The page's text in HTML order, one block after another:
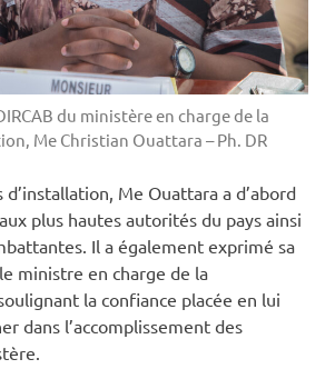
du ministère en charge de la
Me Christian Ouattara – Ph. DR
d’installation, Me Ouattara a d’abord
plus hautes autorités du pays ainsi
Il a également exprimé sa
ministre en charge de la
la confiance placée en lui
dans l’accomplissement des